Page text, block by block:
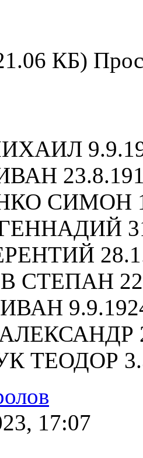
КБ)
СИМОН
СТЕПАН
ТЕОДОР
17:07